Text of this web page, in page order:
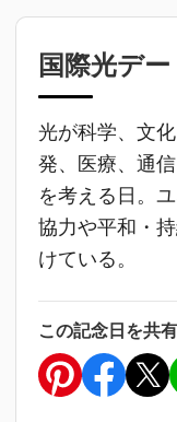
国際光デー
光が科学、文
発、医療、通
を考える日。
協力や平和・
けている。
この記念日を共有